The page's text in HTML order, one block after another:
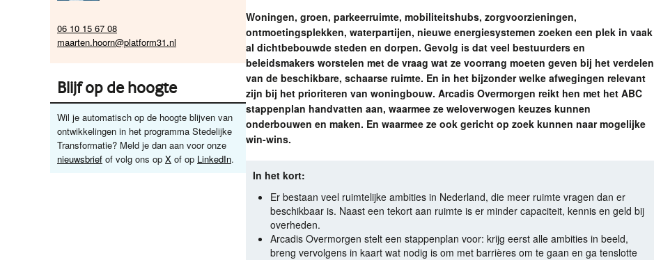
06 10 15 67 08
maarten.hoorn@platform31.nl
Blijf op de hoogte
Wil je automatisch op de hoogte blijven van
ontwikkelingen in het programma Stedelijke
Transformatie? Meld je dan aan voor onze
nieuwsbrief of volg ons op X of op LinkedIn.
Woningen, groen, parkeerruimte, mobiliteitshubs, zorgvoorzieningen,
ontmoetingsplekken, waterpartijen, nieuwe energiesystemen zoeken een plek in vaak
al dichtbebouwde steden en dorpen. Gevolg is dat veel bestuurders en
beleidsmakers worstelen met de vraag wat ze voorrang moeten geven bij het verdelen
van de beschikbare, schaarse ruimte. En in het bijzonder welke afwegingen relevant
zijn bij het prioriteren van woningbouw. Arcadis Overmorgen reikt hen met het ABC
stappenplan handvatten aan, waarmee ze weloverwogen keuzes kunnen
onderbouwen en maken. En waarmee ze ook gericht op zoek kunnen naar mogelijke
win-wins.
In het kort:
Er bestaan veel ruimtelijke ambities in Nederland, die meer ruimte vragen dan er
beschikbaar is. Naast een tekort aan ruimte is er minder capaciteit, kennis en geld bij
overheden.
Arcadis Overmorgen stelt een stappenplan voor: krijg eerst alle ambities in beeld,
breng vervolgens in kaart wat nodig is om met barrières om te gaan en ga tenslotte